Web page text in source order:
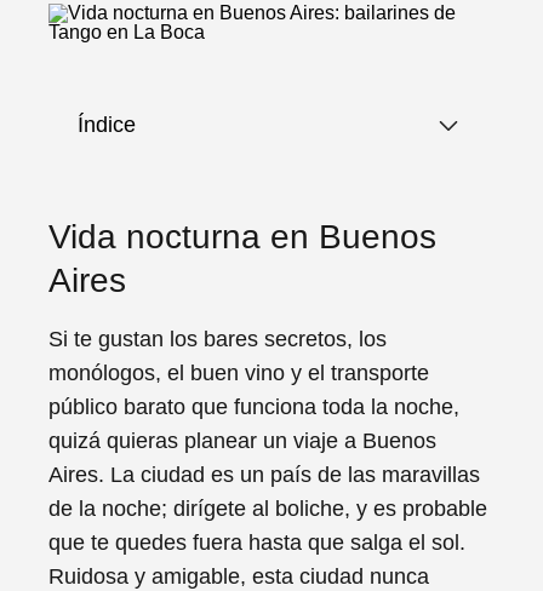
Índice
Vida nocturna en Buenos
Aires
Si te gustan los bares secretos, los
monólogos, el buen vino y el transporte
público barato que funciona toda la noche,
quizá quieras planear un viaje a Buenos
Aires. La ciudad es un país de las maravillas
de la noche; dirígete al boliche, y es probable
que te quedes fuera hasta que salga el sol.
Ruidosa y amigable, esta ciudad nunca